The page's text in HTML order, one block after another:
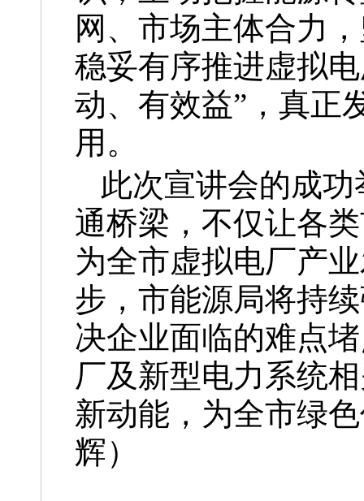
网、市场主体合力
稳妥有序推进虚拟
动、有效益”，真正
用。
此次宣讲会的成
通桥梁，不仅让各
为全市虚拟电厂产
步，市能源局将持
决企业面临的难点
厂及新型电力系统
新动能，为全市绿
辉）